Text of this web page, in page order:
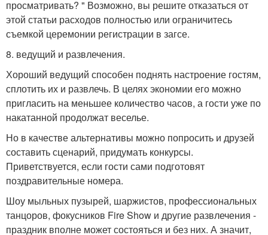
просматривать? " Возможно, вы решите отказаться от
этой статьи расходов полностью или ограничитесь
съемкой церемонии регистрации в загсе.
8. ведущий и развлечения.
Хороший ведущий способен поднять настроение гостям,
сплотить их и развлечь. В целях экономии его можно
пригласить на меньшее количество часов, а гости уже по
накатанной продолжат веселье.
Но в качестве альтернативы можно попросить и друзей
составить сценарий, придумать конкурсы.
Приветствуется, если гости сами подготовят
поздравительные номера.
Шоу мыльных пузырей, шаржистов, профессиональных
танцоров, фокусников Fire Show и другие развлечения -
праздник вполне может состояться и без них. А значит,